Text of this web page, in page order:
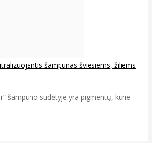
šampūnas šviesiems, žiliems
šampūno sudėtyje yra pigmentų, kurie